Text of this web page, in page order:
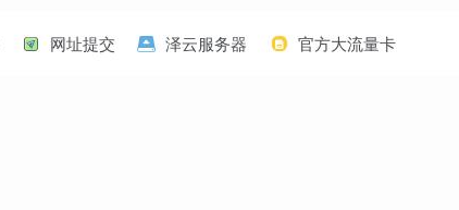
网址提交 泽云服务器 官方大流量卡